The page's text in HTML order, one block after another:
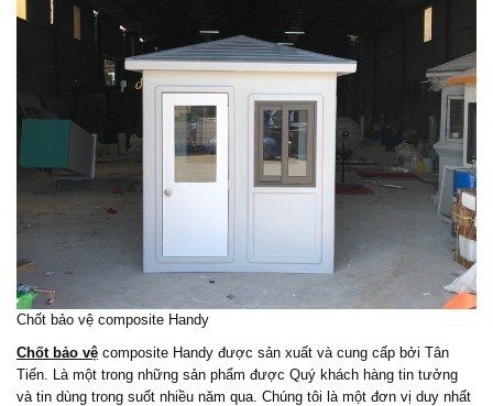
Chốt bảo vệ composite Handy
Chốt bảo vệ composite Handy được sản xuất và cung cấp bởi Tân
Tiến. Là một trong những sản phẩm được Quý khách hàng tin tưởng
và tin dùng trong suốt nhiều năm qua. Chúng tôi là một đơn vị duy nhất